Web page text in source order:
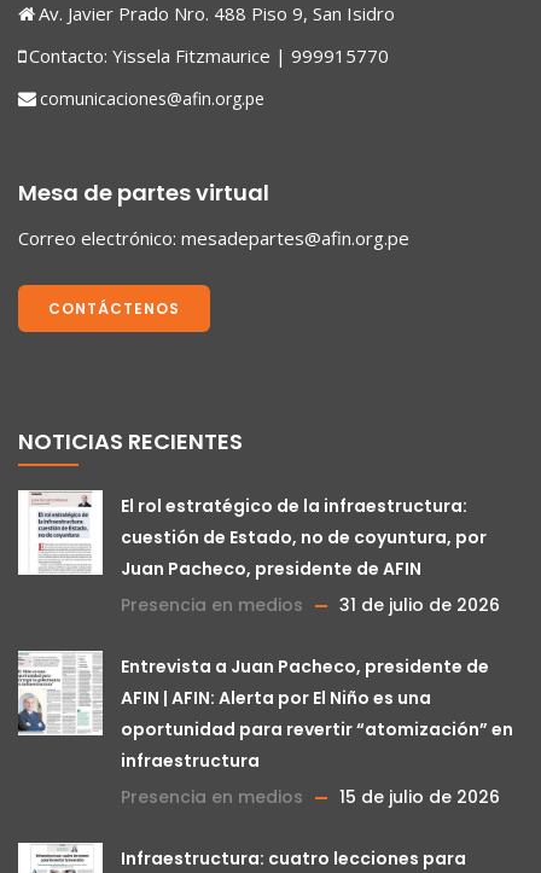
Av. Javier Prado Nro. 488 Piso 9, San Isidro
Contacto: Yissela Fitzmaurice | 999915770
comunicaciones@afin.org.pe
Mesa de partes virtual
Correo electrónico: mesadepartes@afin.org.pe
CONTÁCTENOS
NOTICIAS RECIENTES
El rol estratégico de la infraestructura:
cuestión de Estado, no de coyuntura, por
Juan Pacheco, presidente de AFIN
Presencia en medios
31 de julio de 2026
Entrevista a Juan Pacheco, presidente de
AFIN | AFIN: Alerta por El Niño es una
oportunidad para revertir “atomización” en
infraestructura
Presencia en medios
15 de julio de 2026
Infraestructura: cuatro lecciones para